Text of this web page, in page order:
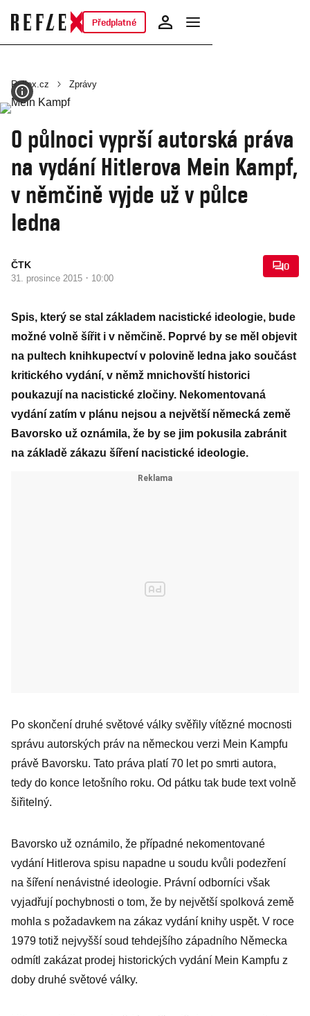
Předplatné
Reflex.cz Zprávy
O půlnoci vyprší autorská práva
na vydání Hitlerova Mein Kampf,
v němčině vyjde už v půlce
ledna
ČTK
31. prosince 2015 · 10:00
0
Spis, který se stal základem nacistické ideologie, bude
možné volně šířit i v němčině. Poprvé by se měl objevit
na pultech knihkupectví v polovině ledna jako součást
kritického vydání, v němž mnichovští historici
poukazují na nacistické zločiny. Nekomentovaná
vydání zatím v plánu nejsou a největší německá země
Bavorsko už oznámila, že by se jim pokusila zabránit
na základě zákazu šíření nacistické ideologie.
Po skončení druhé světové války svěřily vítězné mocnosti
správu autorských práv na německou verzi Mein Kampfu
právě Bavorsku. Tato práva platí 70 let po smrti autora,
tedy do konce letošního roku. Od pátku tak bude text volně
šiřitelný.
Bavorsko už oznámilo, že případné nekomentované
vydání Hitlerova spisu napadne u soudu kvůli podezření
na šíření nenávistné ideologie. Právní odborníci však
vyjadřují pochybnosti o tom, že by největší spolková země
mohla s požadavkem na zákaz vydání knihy uspět. V roce
1979 totiž nejvyšší soud tehdejšího západního Německa
odmítl zakázat prodej historických vydání Mein Kampfu z
doby druhé světové války.